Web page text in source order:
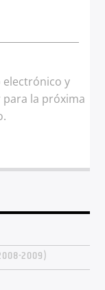
y
para la próxima
2009)